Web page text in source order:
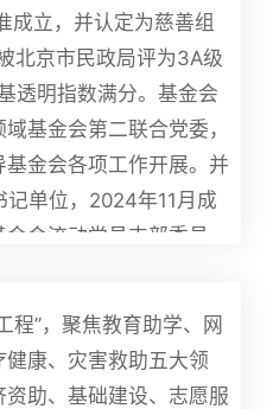
成立，并认定为慈善组
北京市民政局评为3A级
透明指数满分。基金会
基金会第二联合党委，
金会各项工作开展。并
单位，2024年11月成
会流动党员支部委员
活更美好！
程”，聚焦教育助学、网
康、灾害救助五大领
助、基础建设、志愿服